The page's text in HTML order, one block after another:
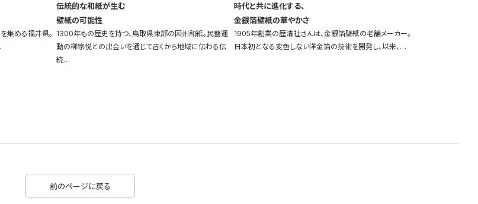
集める福井県。
伝統的な和紙が生む
壁紙の可能性
1300年もの歴史を持つ、鳥取県東部の因州和紙。民藝運
動の柳宗悦との出会いを通じて古くから地域に伝わる伝
統…
時代と共に進化する、
金銀箔壁紙の華やかさ
1905年創業の歴清社さんは、金銀箔壁紙の老舗メーカー。
日本初となる変色しない洋金箔の技術を開発し、以来、…
前のページに戻る